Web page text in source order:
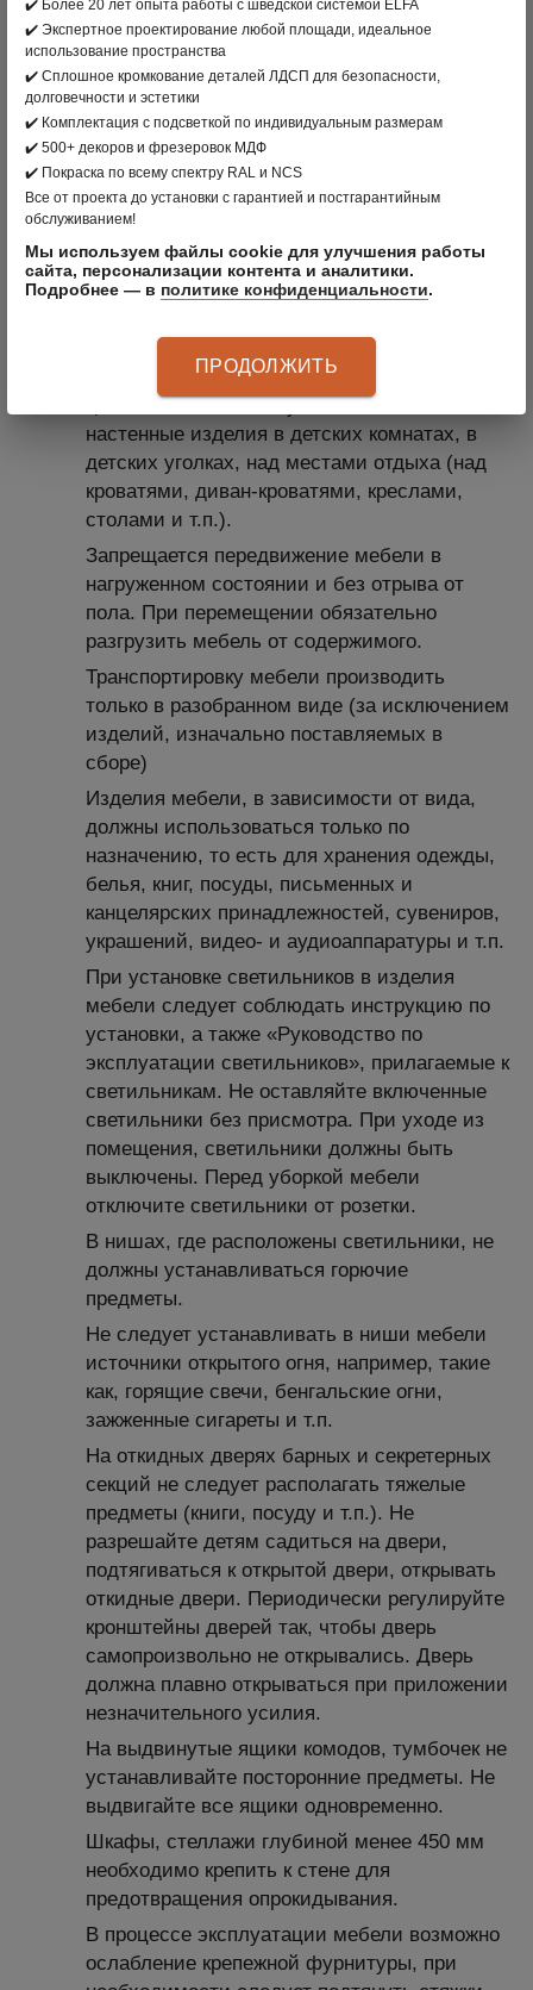
случаях блокирования секций (изделий)
мебели в порядке, отличном от правил, или
встраивании в наборы мебели других
изделий самим покупателем,
ответственность за сохранность мебели и
безопасность берет на себя покупатель.
Крепежная фурнитура для навесных
стандартные стены из бетона. Для других
материалов стен покупатель должен
свойства материалов стен предприятие не
несет ответственности. Не рекомендуется, в
целях безопасности, устанавливать
настенные изделия в детских комнатах, в
детских уголках, над местами отдыха (над
кроватями, диван-кроватями, креслами,
столами и т.п.).
Запрещается передвижение мебели в
нагруженном состоянии и без отрыва от
пола. При перемещении обязательно
разгрузить мебель от содержимого.
Транспортировку мебели производить
только в разобранном виде (за исключением
изделий, изначально поставляемых в
сборе)
Изделия мебели, в зависимости от вида,
должны использоваться только по
назначению, то есть для хранения одежды,
белья, книг, посуды, письменных и
канцелярских принадлежностей, сувениров,
украшений, видео- и аудиоаппаратуры и т.п.
При установке светильников в изделия
мебели следует соблюдать инструкцию по
установки, а также «Руководство по
эксплуатации светильников», прилагаемые к
светильникам. Не оставляйте включенные
светильники без присмотра. При уходе из
помещения, светильники должны быть
выключены. Перед уборкой мебели
отключите светильники от розетки.
В нишах, где расположены светильники, не
должны устанавливаться горючие
предметы.
Не следует устанавливать в ниши мебели
источники открытого огня, например, такие
как, горящие свечи, бенгальские огни,
зажженные сигареты и т.п.
На откидных дверях барных и секретерных
секций не следует располагать тяжелые
предметы (книги, посуду и т.п.). Не
разрешайте детям садиться на двери,
подтягиваться к открытой двери, открывать
откидные двери. Периодически регулируйте
кронштейны дверей так, чтобы дверь
самопроизвольно не открывались. Дверь
должна плавно открываться при приложении
незначительного усилия.
На выдвинутые ящики комодов, тумбочек не
устанавливайте посторонние предметы. Не
выдвигайте все ящики одновременно.
Шкафы, стеллажи глубиной менее 450 мм
необходимо крепить к стене для
предотвращения опрокидывания.
В процессе эксплуатации мебели возможно
ослабление крепежной фурнитуры, при
✔️ Более 20 лет опыта работы с шведской системой ELFA
✔️ Экспертное проектирование любой площади, идеальное
использование пространства
✔️ Сплошное кромкование деталей ЛДСП для безопасности,
долговечности и эстетики
✔️ Комплектация с подсветкой по индивидуальным размерам
✔️ 500+ декоров и фрезеровок МДФ
✔️ Покраска по всему спектру RAL и NCS
Все от проекта до установки с гарантией и постгарантийным
обслуживанием!
Мы используем файлы cookie для улучшения работы
сайта, персонализации контента и аналитики.
Подробнее — в политике конфиденциальности.
ПРОДОЛЖИТЬ